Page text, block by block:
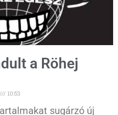
a Röhej
10:53
sugárzó új